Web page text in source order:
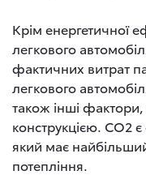
Крім енергетичної
легкового
фактичних витрат
легкового
також інші фактори,
конструкцією. СО2
який має
потепління.